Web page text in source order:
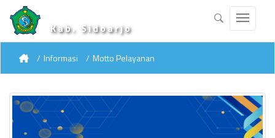
Kab. Sidoarjo
Informasi Motto Pelayanan